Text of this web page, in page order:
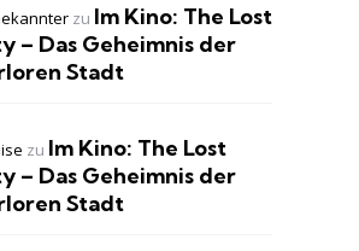
zu Im Kino: The Lost
– Das Geheimnis der
Stadt
zu Im Kino: The Lost
– Das Geheimnis der
Stadt